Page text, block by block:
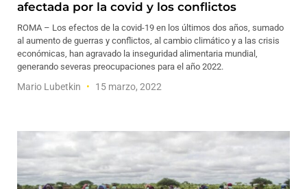
afectada por la covid y los conflictos
ROMA – Los efectos de la covid-19 en los últimos dos años, sumado
al aumento de guerras y conflictos, al cambio climático y a las crisis
económicas, han agravado la inseguridad alimentaria mundial,
generando severas preocupaciones para el año 2022.
Mario Lubetkin 15 marzo, 2022